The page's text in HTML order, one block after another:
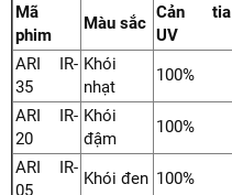
Mã
phim
Màu sắc
Cản tia
UV
ARI IR-
35
Khói
nhạt
100%
ARI IR-
20
Khói
đậm
100%
ARI IR-
05
Khói đen 100%